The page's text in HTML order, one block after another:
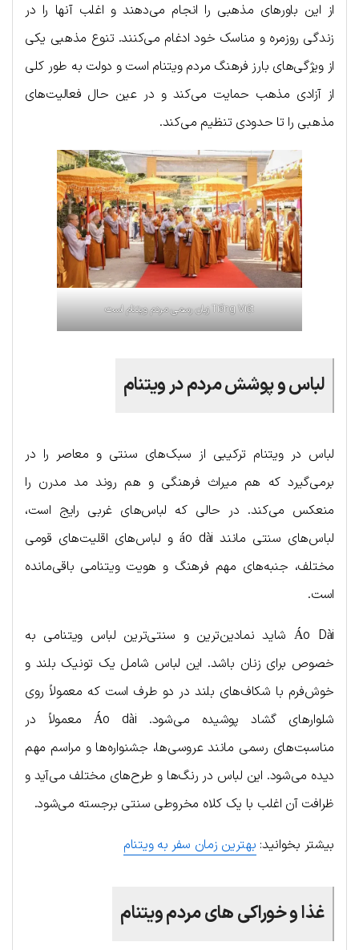
از این باورهای مذهبی را انجام می‌دهند و اغلب آنها را در
زندگی روزمره و مناسک خود ادغام می‌کنند. تنوع مذهبی یکی
از ویژگی‌های بارز فرهنگ مردم ویتنام است و دولت به طور کلی
از آزادی مذهب حمایت می‌کند و در عین حال فعالیت‌های
مذهبی را تا حدودی تنظیم می‌کند.
Tiếng Việt زبان رسمی مردم ویتنام است
لباس و پوشش مردم در ویتنام
لباس در ویتنام ترکیبی از سبک‌های سنتی و معاصر را در
برمی‌گیرد که هم میراث فرهنگی و هم روند مد مدرن را
منعکس می‌کند. در حالی که لباس‌های غربی رایج است،
لباس‌های سنتی مانند áo dài و لباس‌های اقلیت‌های قومی
مختلف، جنبه‌های مهم فرهنگ و هویت ویتنامی باقی‌مانده
است.
Áo Dài شاید نمادین‌ترین و سنتی‌ترین لباس ویتنامی به
خصوص برای زنان باشد. این لباس شامل یک تونیک بلند و
خوش‌فرم با شکاف‌های بلند در دو طرف است که معمولاً روی
شلوارهای گشاد پوشیده می‌شود. Áo dài معمولاً در
مناسبت‌های رسمی مانند عروسی‌ها، جشنواره‌ها و مراسم مهم
دیده می‌شود. این لباس در رنگ‌ها و طرح‌های مختلف می‌آید و
ظرافت آن اغلب با یک کلاه مخروطی سنتی برجسته می‌شود.
بیشتر بخوانید: بهترین زمان سفر به ویتنام
غذا و خوراکی های مردم ویتنام